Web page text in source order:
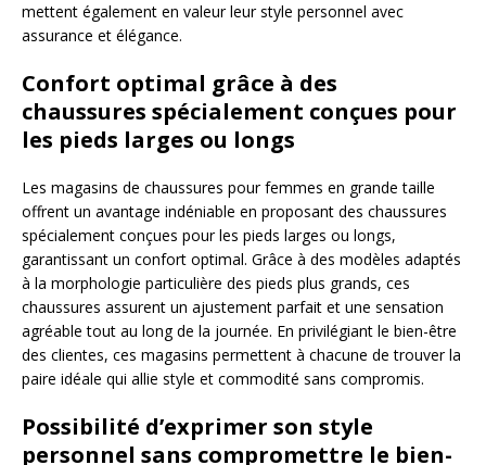
mettent également en valeur leur style personnel avec
assurance et élégance.
Confort optimal grâce à des
chaussures spécialement conçues pour
les pieds larges ou longs
Les magasins de chaussures pour femmes en grande taille
offrent un avantage indéniable en proposant des chaussures
spécialement conçues pour les pieds larges ou longs,
garantissant un confort optimal. Grâce à des modèles adaptés
à la morphologie particulière des pieds plus grands, ces
chaussures assurent un ajustement parfait et une sensation
agréable tout au long de la journée. En privilégiant le bien-être
des clientes, ces magasins permettent à chacune de trouver la
paire idéale qui allie style et commodité sans compromis.
Possibilité d’exprimer son style
personnel sans compromettre le bien-